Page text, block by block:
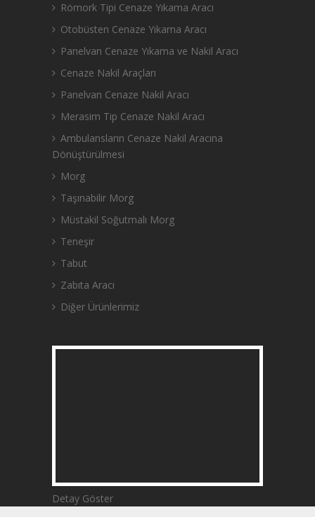
Römork Tipi Cenaze Yıkama Aracı
Otobüsten Cenaze Yıkama Aracı
Panelvan Cenaze Yıkama ve Nakil Aracı
Cenaze Nakil Araçları
Panelvan Cenaze Nakil Aracı
Merasim Tip Cenaze Nakil Aracı
Ambulansların Cenaze Nakil Aracına
Dönüştürülmesi
Morg
Taşınabilir Morg
Müstakil Soğutmalı Morg
Teneşir
Tabut
Zabıta Aracı
Diğer Ürünlerimiz
Detay Göster